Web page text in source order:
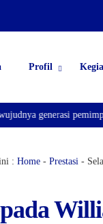
Profil
generasi pemimpin
: Home- Prestasi-